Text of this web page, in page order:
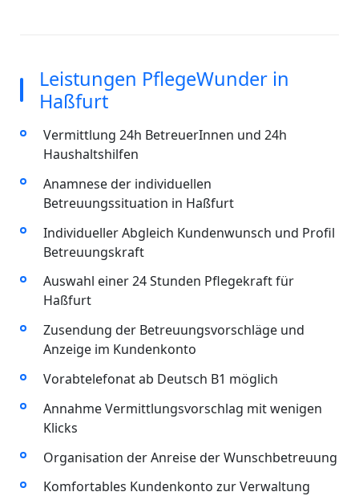
Leistungen PflegeWunder in
Haßfurt
Vermittlung 24h BetreuerInnen und 24h
Haushaltshilfen
Anamnese der individuellen
Betreuungssituation in Haßfurt
Individueller Abgleich Kundenwunsch und Profil
Betreuungskraft
Auswahl einer 24 Stunden Pflegekraft für
Haßfurt
Zusendung der Betreuungsvorschläge und
Anzeige im Kundenkonto
Vorabtelefonat ab Deutsch B1 möglich
Annahme Vermittlungsvorschlag mit wenigen
Klicks
Organisation der Anreise der Wunschbetreuung
Komfortables Kundenkonto zur Verwaltung